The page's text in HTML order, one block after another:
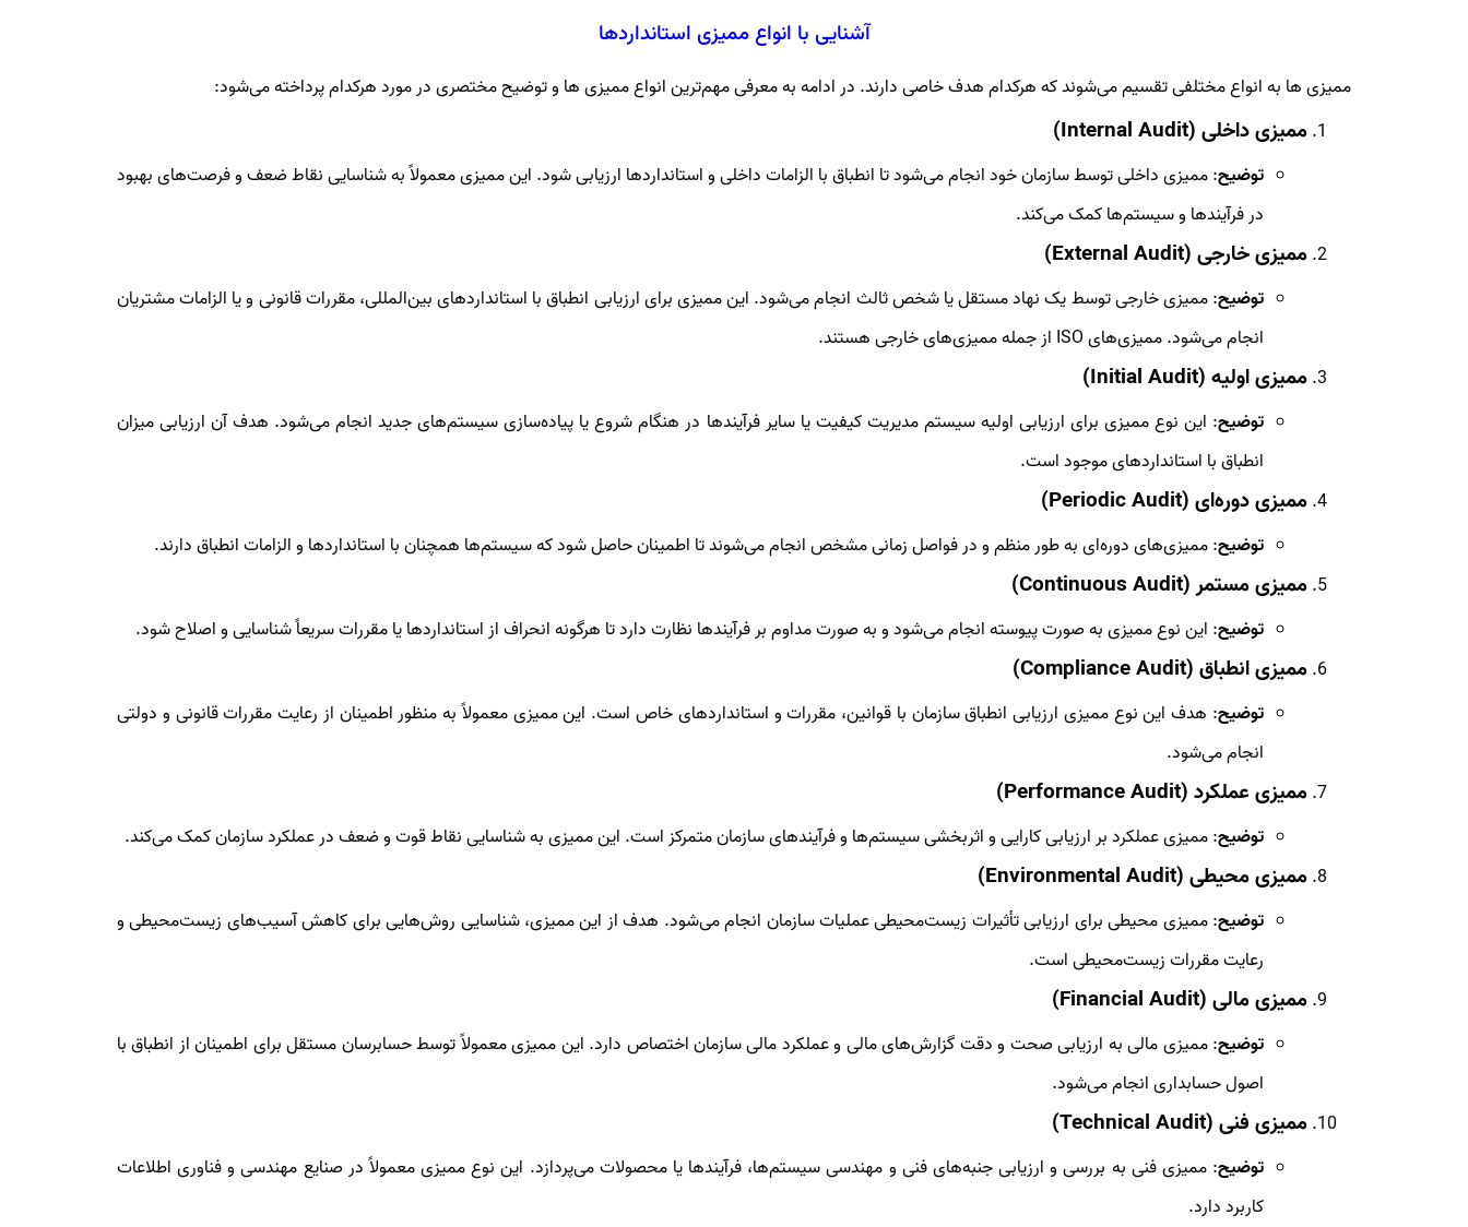
آشنایی با انواع ممیزی استانداردها
ممیزی ها به انواع مختلفی تقسیم می‌شوند که هرکدام هدف خاصی دارند. در ادامه به معرفی مهم‌ترین انواع ممیزی ها و توضیح مختصری در مورد هرکدام پرداخته می‌شود:
ممیزی داخلی (Internal Audit)
توضیح: ممیزی داخلی توسط سازمان خود انجام می‌شود تا انطباق با الزامات داخلی و استانداردها ارزیابی شود. این ممیزی معمولاً به شناسایی نقاط ضعف و فرصت‌های بهبود
در فرآیندها و سیستم‌ها کمک می‌کند.
ممیزی خارجی (External Audit)
توضیح: ممیزی خارجی توسط یک نهاد مستقل یا شخص ثالث انجام می‌شود. این ممیزی برای ارزیابی انطباق با استانداردهای بین‌المللی، مقررات قانونی و یا الزامات مشتریان
انجام می‌شود. ممیزی‌های ISO از جمله ممیزی‌های خارجی هستند.
ممیزی اولیه (Initial Audit)
توضیح: این نوع ممیزی برای ارزیابی اولیه سیستم مدیریت کیفیت یا سایر فرآیندها در هنگام شروع یا پیاده‌سازی سیستم‌های جدید انجام می‌شود. هدف آن ارزیابی میزان
انطباق با استانداردهای موجود است.
ممیزی دوره‌ای (Periodic Audit)
توضیح: ممیزی‌های دوره‌ای به طور منظم و در فواصل زمانی مشخص انجام می‌شوند تا اطمینان حاصل شود که سیستم‌ها همچنان با استانداردها و الزامات انطباق دارند.
ممیزی مستمر (Continuous Audit)
توضیح: این نوع ممیزی به صورت پیوسته انجام می‌شود و به صورت مداوم بر فرآیندها نظارت دارد تا هرگونه انحراف از استانداردها یا مقررات سریعاً شناسایی و اصلاح شود.
ممیزی انطباق (Compliance Audit)
توضیح: هدف این نوع ممیزی ارزیابی انطباق سازمان با قوانین، مقررات و استانداردهای خاص است. این ممیزی معمولاً به منظور اطمینان از رعایت مقررات قانونی و دولتی
انجام می‌شود.
ممیزی عملکرد (Performance Audit)
توضیح: ممیزی عملکرد بر ارزیابی کارایی و اثربخشی سیستم‌ها و فرآیندهای سازمان متمرکز است. این ممیزی به شناسایی نقاط قوت و ضعف در عملکرد سازمان کمک می‌کند.
ممیزی محیطی (Environmental Audit)
توضیح: ممیزی محیطی برای ارزیابی تأثیرات زیست‌محیطی عملیات سازمان انجام می‌شود. هدف از این ممیزی، شناسایی روش‌هایی برای کاهش آسیب‌های زیست‌محیطی و
رعایت مقررات زیست‌محیطی است.
ممیزی مالی (Financial Audit)
توضیح: ممیزی مالی به ارزیابی صحت و دقت گزارش‌های مالی و عملکرد مالی سازمان اختصاص دارد. این ممیزی معمولاً توسط حسابرسان مستقل برای اطمینان از انطباق با
اصول حسابداری انجام می‌شود.
ممیزی فنی (Technical Audit)
توضیح: ممیزی فنی به بررسی و ارزیابی جنبه‌های فنی و مهندسی سیستم‌ها، فرآیندها یا محصولات می‌پردازد. این نوع ممیزی معمولاً در صنایع مهندسی و فناوری اطلاعات
کاربرد دارد.